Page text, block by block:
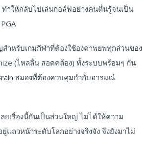
ำให้กลับไปเล่นกอล์ฟอย่างคนตื่นรู้จนเป็น
สำหรับเกมกีฬาที่ต้องใช้องคาพยพทุกส่วนของ
(ไหลลื่น สอดคล้อง) ทั้งระบบพร้อมๆ กัน
สมองที่ต้องควบคุมกำกับอารมณ์
ยเรื่องนี้กันเป็นส่วนใหญ่ ไม่ได้ให้ความ
แถวหน้าระดับโลกอย่างจริงจัง จึงยังมาไม่